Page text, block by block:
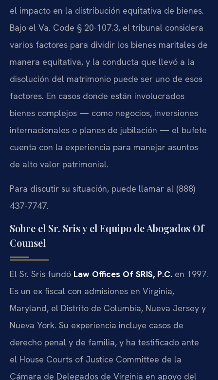
el impacto en la distribución equitativa de bienes.
Bajo el Va. Code § 20-107.3, el tribunal considera
varios factores para dividir los bienes maritales de
manera equitativa, y la conducta que llevó a la
disolución del matrimonio puede ser uno de esos
factores. En casos donde están involucrados
bienes complejos — como negocios, inversiones
internacionales o planes de jubilación — el bufete
cuenta con la experiencia para manejar asuntos
de alto valor patrimonial.
Para discutir su situación, puede llamar al (888)
437-7747.
Sobre el Sr. Sris y el Equipo de Abogados Of
Counsel
El Sr. Sris fundó Law Offices Of SRIS, P.C. en 1997.
Es un ex fiscal con admisiones en Virginia,
Maryland, el Distrito de Columbia, Nueva Jersey y
Nueva York. Su experiencia incluye casos de
derecho penal y de familia, y ha testificado ante
el House Courts of Justice Committee de la
Cámara de Delegados de Virginia en apoyo del